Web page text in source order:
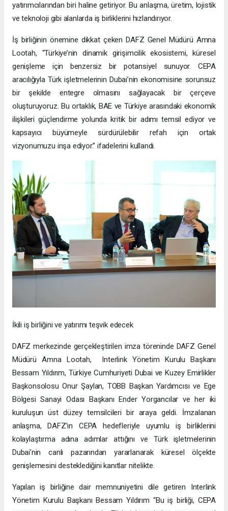
yatırımcılarından biri haline getiriyor. Bu anlaşma, üretim, lojistik
ve teknoloji gibi alanlarda iş birliklerini hızlandırıyor.
İş birliğinin önemine dikkat çeken DAFZ Genel Müdürü Amna
Lootah, “Türkiye’nin dinamik girişimcilik ekosistemi, küresel
genişleme için benzersiz bir potansiyel sunuyor. CEPA
aracılığıyla Türk işletmelerinin Dubai’nin ekonomisine sorunsuz
bir şekilde entegre olmasını sağlayacak bir çerçeve
oluşturuyoruz. Bu ortaklık, BAE ve Türkiye arasındaki ekonomik
ilişkileri güçlendirme yolunda kritik bir adımı temsil ediyor ve
kapsayıcı büyümeyle sürdürülebilir refah için ortak
vizyonumuzu inşa ediyor.” ifadelerini kullandı.
İkili iş birliğini ve yatırımı teşvik edecek
DAFZ merkezinde gerçekleştirilen imza töreninde DAFZ Genel
Müdürü Amna Lootah, Interlink Yönetim Kurulu Başkanı
Bessam Yıldırım, Türkiye Cumhuriyeti Dubai ve Kuzey Emirlikler
Başkonsolosu Onur Şaylan, TOBB Başkan Yardımcısı ve Ege
Bölgesi Sanayi Odası Başkanı Ender Yorgancılar ve her iki
kuruluşun üst düzey temsilcileri bir araya geldi. İmzalanan
anlaşma, DAFZ’ın CEPA hedefleriyle uyumlu iş birliklerini
kolaylaştırma adına adımlar attığını ve Türk işletmelerinin
Dubai’nin canlı pazarından yararlanarak küresel ölçekte
genişlemesini desteklediğini kanıtlar nitelikte.
Yapılan iş birliğine dair memnuniyetini dile getiren Interlink
Yönetim Kurulu Başkanı Bessam Yıldırım “Bu iş birliği, CEPA